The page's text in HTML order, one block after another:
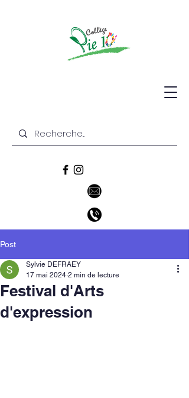
Post
Festival d'Arts
d'expression
Sylvie DEFRAEY
17 mai 2024 2 min de lecture